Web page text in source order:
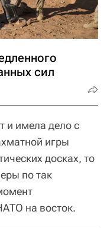
сил
и имела дело с
игры
досках, то
по так
на восток.